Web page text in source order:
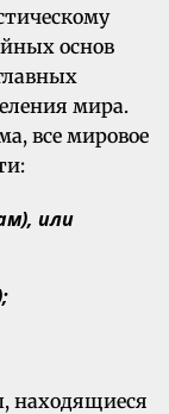
основ
мира.
все мировое
или
находящиеся